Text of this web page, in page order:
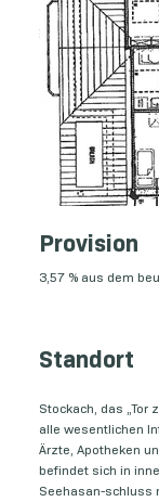
Standort
Stockach, das
alle wesentlichen
Ärzte, Apotheken
befindet sich in
Seehasan-schluss
Provision
3,57 % aus dem